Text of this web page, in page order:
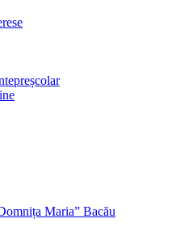
Maria” Bacău